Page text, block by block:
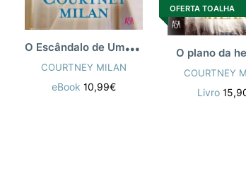
O
Escândalo de Uma Rebelde
COURTNEY MILAN
eBook10,99€
OFERTA TOALHA
O plano da
COURTNEY
Livro